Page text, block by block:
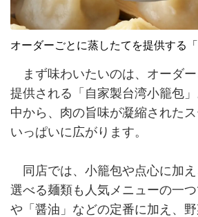
オーダーごとに蒸したてを提供する
まず味わいたいのは、オーダ
提供される「自家製台湾小籠包
中から、肉の旨味が凝縮された
いっぱいに広がります。
同店では、小籠包や点心に加
選べる麺類も人気メニューの一つ
や「醤油」などの定番に加え、